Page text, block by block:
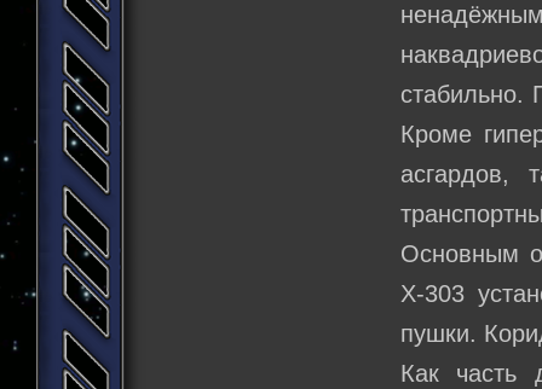
стабильно.
Кроме
асгардов,
Основным
Х-303
пушки.
Как часть